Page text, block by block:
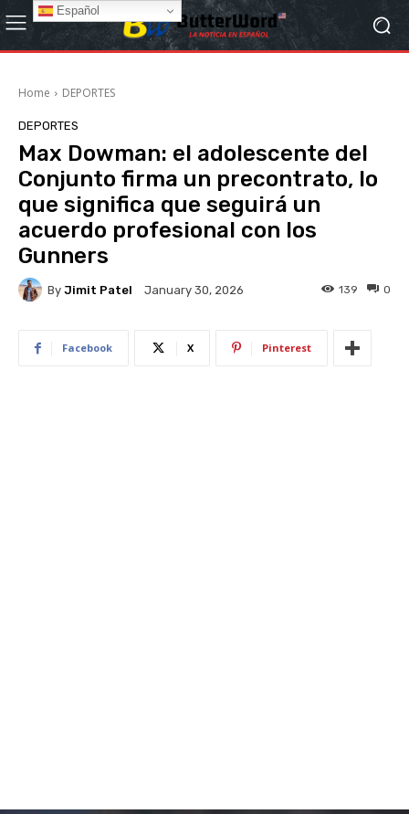
Home DEPORTES
DEPORTES
Max Dowman: el adolescente del
Conjunto firma un precontrato, lo
que significa que seguirá un
acuerdo profesional con los
Gunners
By Jimit Patel January 30, 2026 0
139
Facebook X Pinterest
Español